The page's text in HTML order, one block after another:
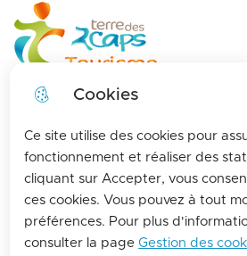
Cookies
Ce site utilise des cookies pour
fonctionnement et réaliser des
cliquant sur Accepter, vous
ces cookies. Vous pouvez à tout
préférences. Pour plus
consulter la pageGestion des
Skip to
menu
Skip to
search
Skip
Pour vous tenir informés de
terre des 2 caps, inscrivez-vous
d'information de l'office de
Terre des 2 caps
Hotels